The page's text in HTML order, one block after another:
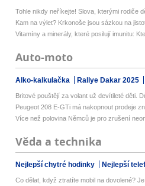
Tohle nikdy neříkejte! Slova, kterými rodiče
Kam na výlet? Krkonoše jsou sázkou na
Vitamíny a minerály, které posilují imunitu:
Auto-moto
Alko-kalkulačka Rallye Dakar 2025
Britové pouštějí za volant už devítileté děti.
Peugeot 208 E-GTi má nakopnout prodeje
Více než polovina Němců je pro zrušení
Věda a technika
Nejlepší chytré hodinky Nejlepší
Co dělat, když ztratíte mobil na dovolené? Je